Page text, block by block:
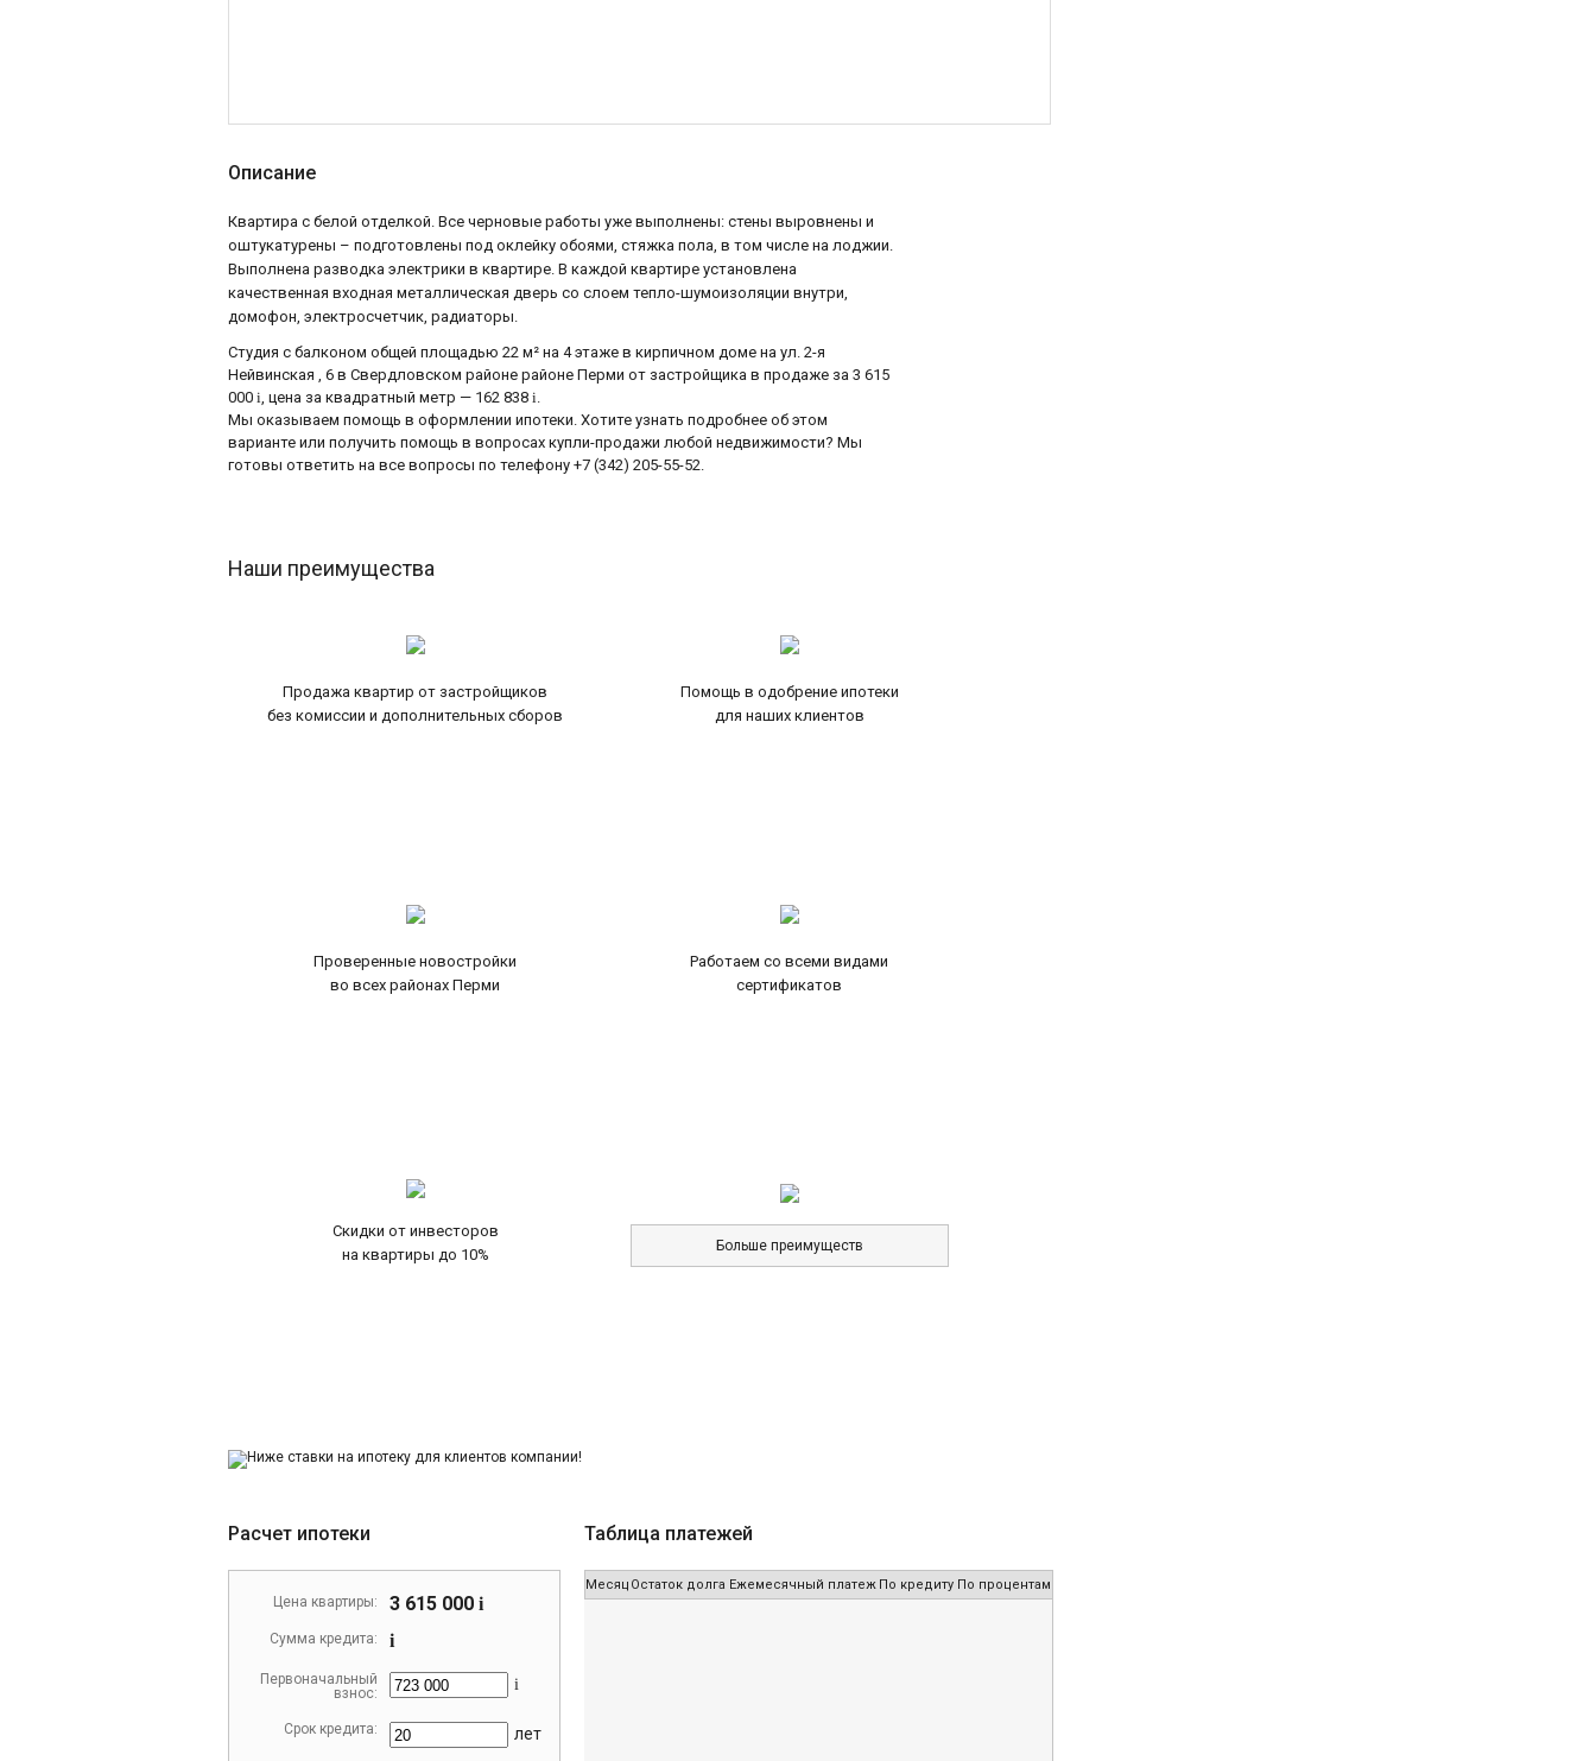
Описание
Квартира с белой отделкой. Все черновые работы уже выполнены: стены выровнены и
оштукатурены – подготовлены под оклейку обоями, стяжка пола, в том числе на лоджии.
Выполнена разводка электрики в квартире. В каждой квартире установлена
качественная входная металлическая дверь со слоем тепло-шумоизоляции внутри,
домофон, электросчетчик, радиаторы.
Студия с балконом общей площадью 22 м² на 4 этаже в кирпичном доме на ул. 2-я
Нейвинская , 6 в Свердловском районе районе Перми от застройщика в продаже за 3 615
000 i, цена за квадратный метр — 162 838 i.
Мы оказываем помощь в оформлении ипотеки. Хотите узнать подробнее об этом
варианте или получить помощь в вопросах купли-продажи любой недвижимости? Мы
готовы ответить на все вопросы по телефону +7 (342) 205-55-52.
Наши преимущества
Продажа квартир от застройщиков
без комиссии и дополнительных сборов
Помощь в одобрение ипотеки
для наших клиентов
Проверенные новостройки
во всех районах Перми
Работаем со всеми видами
сертификатов
Скидки от инвесторов
на квартиры до 10%
Больше преимуществ
Расчет ипотеки
Цена квартиры: 3 615 000 i
Сумма кредита: i
Первоначальный
взнос:
i
Срок кредита: лет
Таблица платежей
Месяц Остаток долга Ежемесячный платеж По кредиту По процентам